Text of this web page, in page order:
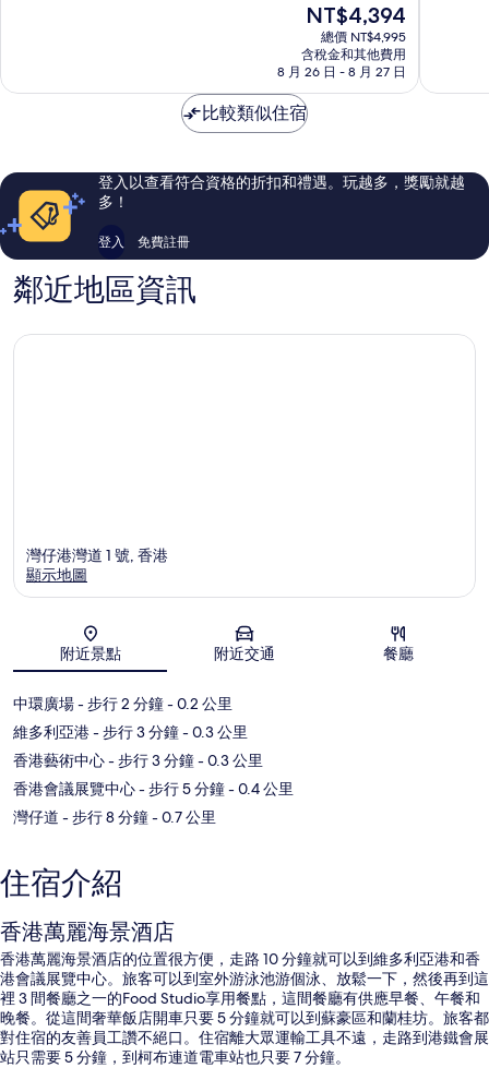
極
評
論
現
價
格
為
NT$4,394
NT$4,394
總價 NT$4,995
含稅金和其他費用
8 月 26 日 - 8 月 27 日
極
評
論
比較類似住宿
登入以查看符合資格的折扣和禮遇。玩越多，獎勵就越
多！
登入 免費註冊
鄰近地區資訊
地圖
灣仔港灣道 1 號, 香港
顯示地圖
附近景點 附近交通 餐廳
中環廣場- 步行 2 分鐘- 0.2 公里
維多利亞港- 步行 3 分鐘- 0.3 公里
香港藝術中心- 步行 3 分鐘- 0.3 公里
香港會議展覽中心- 步行 5 分鐘- 0.4 公里
灣仔道 - 步行 8 分鐘- 0.7 公里
住宿介紹
香港萬麗海景酒店
香港萬麗海景酒店的位置很方便，走路 10 分鐘就可以到維多利亞港和香
港會議展覽中心。旅客可以到室外游泳池游個泳、放鬆一下，然後再到這
裡 3 間餐廳之一的Food Studio享用餐點，這間餐廳有供應早餐、午餐和
晚餐。從這間奢華飯店開車只要 5 分鐘就可以到蘇豪區和蘭桂坊。旅客都
對住宿的友善員工讚不絕口。住宿離大眾運輸工具不遠，走路到港鐵會展
站只需要 5 分鐘，到柯布連道電車站也只要 7 分鐘。